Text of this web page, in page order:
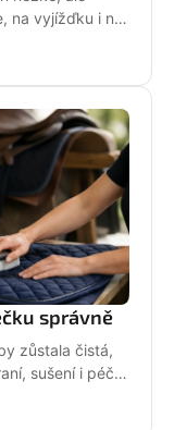
na vyjížďku i na
správně
zůstala čistá,
sušení i péči